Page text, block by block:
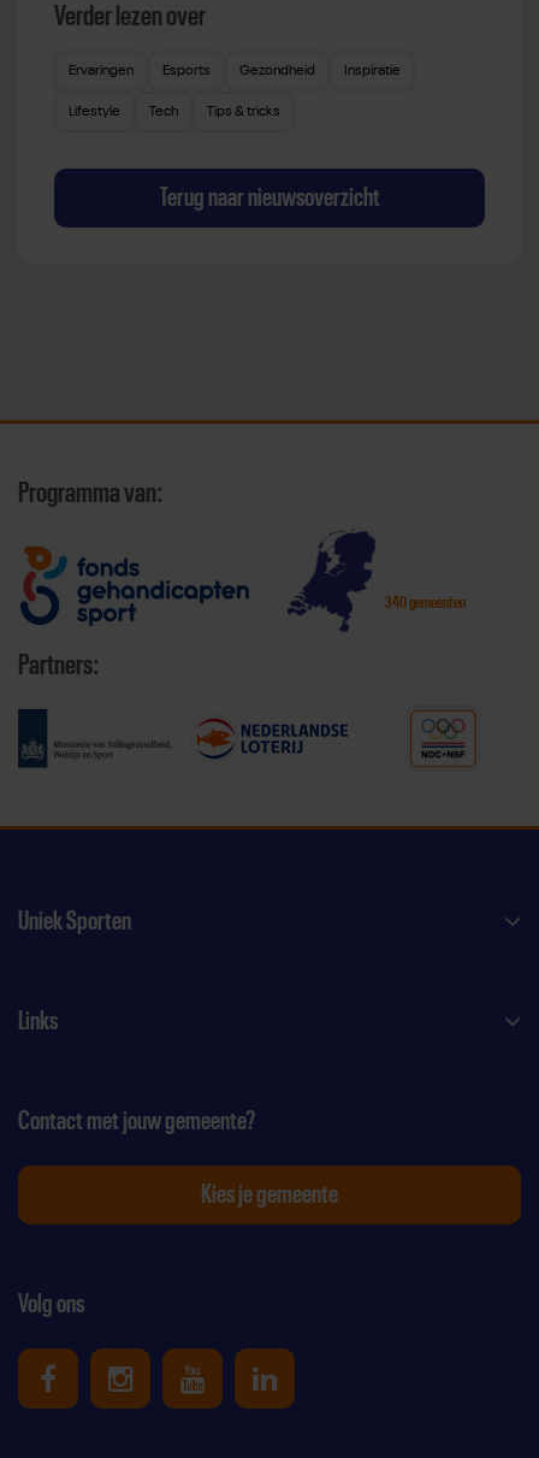
Verder lezen over
Ervaringen Esports Gezondheid Inspiratie
Lifestyle Tech Tips & tricks
Terug naar nieuwsoverzicht
Programma van:
340 gemeenten
Partners:
Uniek Sporten
Links
Volg ons
Uniek Sporten op Facebook
Uniek Sporten op Instagram
Uniek Sporten op Youtube
Uniek Sporten op
Contact met jouw gemeente?
Kies je gemeente